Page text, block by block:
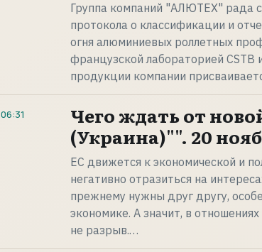
Группа компаний "АЛЮТЕХ" рада
протокола о классификации и
огня алюминиевых роллетных
французской лабораторией
продукции компании
06:31
Чего ждать от
(Украина)"". 20
ЕС движется к экономической и
негативно отразиться на
прежнему нужны друг другу,
экономике. А значит, в
не разрыв.…